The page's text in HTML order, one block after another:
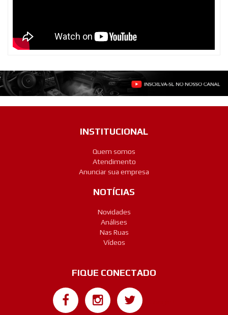
INSTITUCIONAL
Quem somos
Atendimento
Anunciar sua empresa
NOTÍCIAS
Novidades
Análises
Nas Ruas
Vídeos
FIQUE CONECTADO